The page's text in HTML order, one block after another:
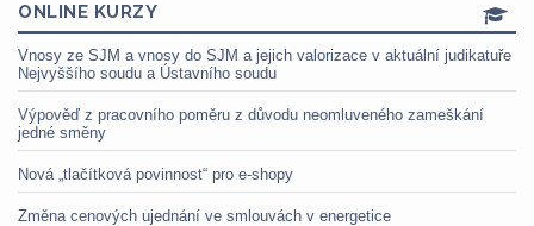
ONLINE KURZY
Vnosy ze SJM a vnosy do SJM a jejich valorizace v aktuální judikatuře
Nejvyššího soudu a Ústavního soudu
Výpověď z pracovního poměru z důvodu neomluveného zameškání
jedné směny
Nová „tlačítková povinnost“ pro e-shopy
Změna cenových ujednání ve smlouvách v energetice